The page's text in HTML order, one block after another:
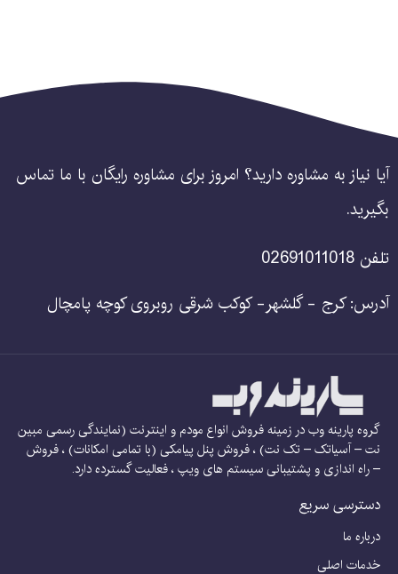
آیا نیاز به مشاوره دارید؟ امروز برای مشاوره رایگان با ما تماس
بگیرید.
تلفن 02691011018
آدرس: کرج - گلشهر- کوکب شرقی روبروی کوچه پامچال
گروه پارینه وب در زمینه فروش انواع مودم و اینترنت (نمایندگی رسمی مبین
نت – آسیاتک – تک نت) ، فروش پنل پیامکی (با تمامی امکانات) ، فروش
– راه اندازی و پشتیبانی سیستم های ویپ ، فعالیت گسترده دارد.
دسترسی سریع
درباره ما
خدمات اصلی